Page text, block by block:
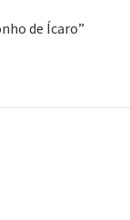
de Ícaro”